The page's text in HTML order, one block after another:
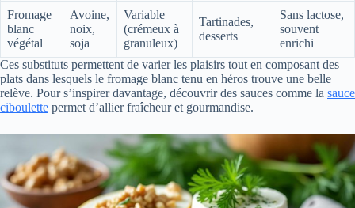
Fromage
blanc
végétal
Avoine,
noix,
soja
Variable
(crémeux à
granuleux)
Tartinades,
desserts
Sans lactose,
souvent
enrichi
Ces substituts permettent de varier les plaisirs tout en composant des
plats dans lesquels le fromage blanc tenu en héros trouve une belle
relève. Pour s’inspirer davantage, découvrir des sauces comme la sauce
ciboulette permet d’allier fraîcheur et gourmandise.